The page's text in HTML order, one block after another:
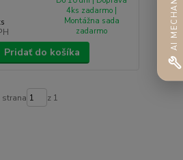
4ks zadarmo |
Montážna sada
zadarmo
Pridať do košíka
strana z 1
AI MECHANIK